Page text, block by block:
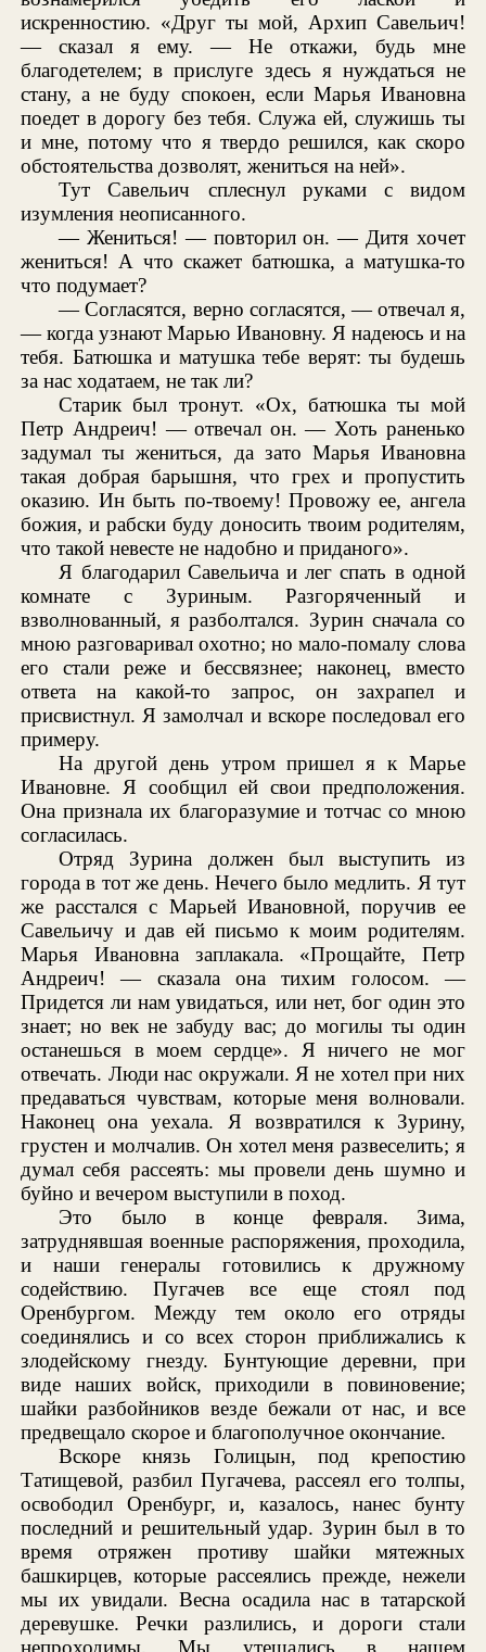
искренностию. «Друг ты мой, Архип Савельич!
— сказал я ему. — Не откажи, будь мне
благодетелем; в прислуге здесь я нуждаться не
стану, а не буду спокоен, если Марья Ивановна
поедет в дорогу без тебя. Служа ей, служишь ты
и мне, потому что я твердо решился, как скоро
обстоятельства дозволят, жениться на ней».
Тут Савельич сплеснул руками с видом
изумления неописанного.
— Жениться! — повторил он. — Дитя хочет
жениться! А что скажет батюшка, а матушка-то
что подумает?
— Согласятся, верно согласятся, — отвечал я,
— когда узнают Марью Ивановну. Я надеюсь и на
тебя. Батюшка и матушка тебе верят: ты будешь
за нас ходатаем, не так ли?
Старик был тронут. «Ох, батюшка ты мой
Петр Андреич! — отвечал он. — Хоть раненько
задумал ты жениться, да зато Марья Ивановна
такая добрая барышня, что грех и пропустить
оказию. Ин быть по-твоему! Провожу ее, ангела
божия, и рабски буду доносить твоим родителям,
что такой невесте не надобно и приданого».
Я благодарил Савельича и лег спать в одной
комнате с Зуриным. Разгоряченный и
взволнованный, я разболтался. Зурин сначала со
мною разговаривал охотно; но мало-помалу слова
его стали реже и бессвязнее; наконец, вместо
ответа на какой-то запрос, он захрапел и
присвистнул. Я замолчал и вскоре последовал его
примеру.
На другой день утром пришел я к Марье
Ивановне. Я сообщил ей свои предположения.
Она признала их благоразумие и тотчас со мною
согласилась.
Отряд Зурина должен был выступить из
города в тот же день. Нечего было медлить. Я тут
же расстался с Марьей Ивановной, поручив ее
Савельичу и дав ей письмо к моим родителям.
Марья Ивановна заплакала. «Прощайте, Петр
Андреич! — сказала она тихим голосом. —
Придется ли нам увидаться, или нет, бог один это
знает; но век не забуду вас; до могилы ты один
останешься в моем сердце». Я ничего не мог
отвечать. Люди нас окружали. Я не хотел при них
предаваться чувствам, которые меня волновали.
Наконец она уехала. Я возвратился к Зурину,
грустен и молчалив. Он хотел меня развеселить; я
думал себя рассеять: мы провели день шумно и
буйно и вечером выступили в поход.
Это было в конце февраля. Зима,
затруднявшая военные распоряжения, проходила,
и наши генералы готовились к дружному
содействию. Пугачев все еще стоял под
Оренбургом. Между тем около его отряды
соединялись и со всех сторон приближались к
злодейскому гнезду. Бунтующие деревни, при
виде наших войск, приходили в повиновение;
шайки разбойников везде бежали от нас, и все
предвещало скорое и благополучное окончание.
Вскоре князь Голицын, под крепостию
Татищевой, разбил Пугачева, рассеял его толпы,
освободил Оренбург, и, казалось, нанес бунту
последний и решительный удар. Зурин был в то
время отряжен противу шайки мятежных
башкирцев, которые рассеялись прежде, нежели
мы их увидали. Весна осадила нас в татарской
деревушке. Речки разлились, и дороги стали
непроходимы. Мы утешались в нашем